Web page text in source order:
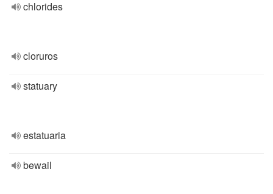
chlorides
cloruros
statuary
estatuaria
bewail